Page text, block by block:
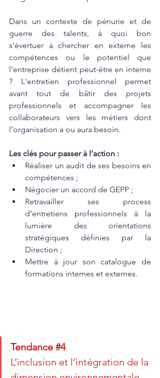
Dans un contexte de pénurie et de
guerre des talents, à quoi bon
s’évertuer à chercher en externe les
compétences ou le potentiel que
l'entreprise détient peut-être en interne
? L'entretien professionnel permet
avant tout de bâtir des projets
professionnels et accompagner les
collaborateurs vers les métiers dont
l’organisation a ou aura besoin.
Les clés pour passer à l’action :
Réaliser un audit de ses besoins en
compétences ;
Négocier un accord de GEPP ;
Retravailler ses process
d’entretiens professionnels à la
lumière des orientations
stratégiques définies par la
Direction ;
Mettre à jour son catalogue de
formations internes et externes.
Tendance #4
L’inclusion et l’intégration de la